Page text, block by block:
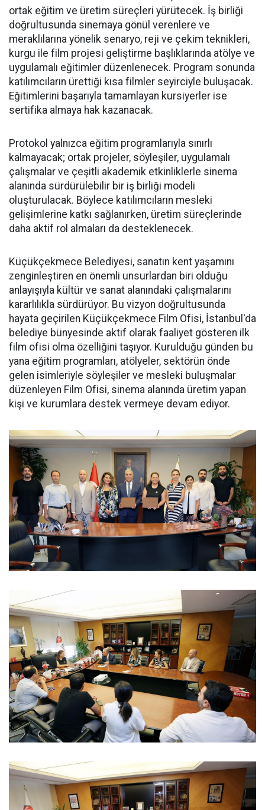
ortak eğitim ve üretim süreçleri yürütecek. İş birliği
doğrultusunda sinemaya gönül verenlere ve
meraklılarına yönelik senaryo, reji ve çekim teknikleri,
kurgu ile film projesi geliştirme başlıklarında atölye ve
uygulamalı eğitimler düzenlenecek. Program sonunda
katılımcıların ürettiği kısa filmler seyirciyle buluşacak.
Eğitimlerini başarıyla tamamlayan kursiyerler ise
sertifika almaya hak kazanacak.
Protokol yalnızca eğitim programlarıyla sınırlı
kalmayacak; ortak projeler, söyleşiler, uygulamalı
çalışmalar ve çeşitli akademik etkinliklerle sinema
alanında sürdürülebilir bir iş birliği modeli
oluşturulacak. Böylece katılımcıların mesleki
gelişimlerine katkı sağlanırken, üretim süreçlerinde
daha aktif rol almaları da desteklenecek.
Küçükçekmece Belediyesi, sanatın kent yaşamını
zenginleştiren en önemli unsurlardan biri olduğu
anlayışıyla kültür ve sanat alanındaki çalışmalarını
kararlılıkla sürdürüyor. Bu vizyon doğrultusunda
hayata geçirilen Küçükçekmece Film Ofisi, İstanbul'da
belediye bünyesinde aktif olarak faaliyet gösteren ilk
film ofisi olma özelliğini taşıyor. Kurulduğu günden bu
yana eğitim programları, atölyeler, sektörün önde
gelen isimleriyle söyleşiler ve mesleki buluşmalar
düzenleyen Film Ofisi, sinema alanında üretim yapan
kişi ve kurumlara destek vermeye devam ediyor.